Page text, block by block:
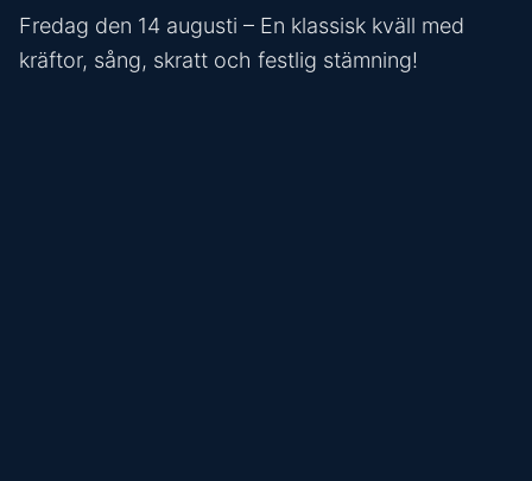
Fredag den 14 augusti – En klassisk kväll med
kräftor, sång, skratt och festlig stämning!